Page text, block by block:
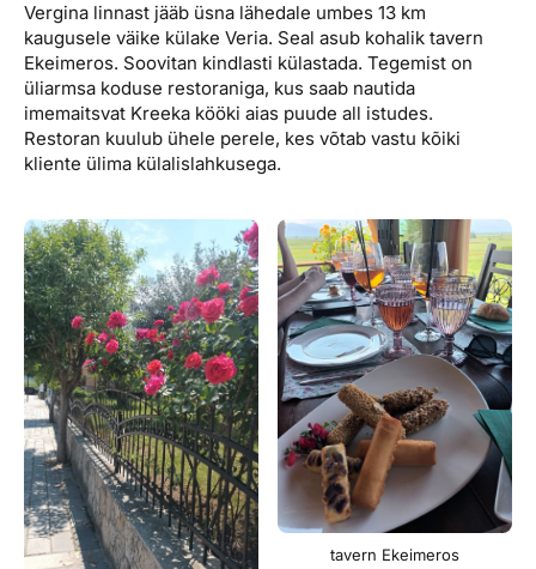
Vergina linnast jääb üsna lähedale umbes 13 km
kaugusele väike külake Veria. Seal asub kohalik tavern
Ekeimeros. Soovitan kindlasti külastada. Tegemist on
üliarmsa koduse restoraniga, kus saab nautida
imemaitsvat Kreeka kööki aias puude all istudes.
Restoran kuulub ühele perele, kes võtab vastu kõiki
kliente ülima külalislahkusega.
tavern Ekeimeros